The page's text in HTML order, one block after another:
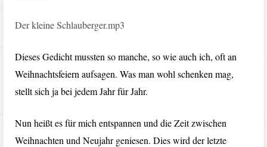
Der kleine Schlauberger.mp3
Dieses Gedicht mussten so manche, so wie auch ich, oft an
Weihnachtsfeiern aufsagen. Was man wohl schenken mag,
stellt sich ja bei jedem Jahr für Jahr.
Nun heißt es für mich entspannen und die Zeit zwischen
Weihnachten und Neujahr geniesen. Dies wird der letzte